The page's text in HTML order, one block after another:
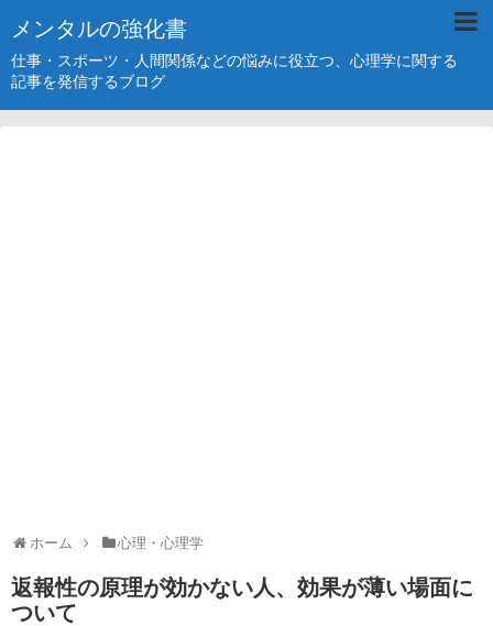
メンタルの強化書
仕事・スポーツ・人間関係などの悩みに役立つ、心理学に関する
記事を発信するブログ
ホーム 心理・心理学
返報性の原理が効かない人、効果が薄い場面に
ついて